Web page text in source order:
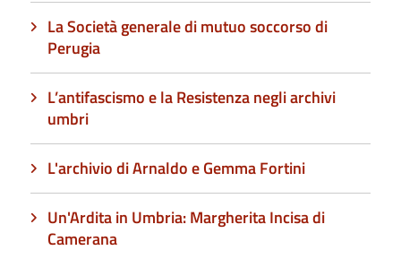
La Società generale di mutuo soccorso di
Perugia
L’antifascismo e la Resistenza negli archivi
umbri
L'archivio di Arnaldo e Gemma Fortini
Un'Ardita in Umbria: Margherita Incisa di
Camerana